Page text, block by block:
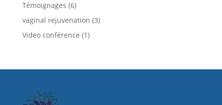
Témoignages (6)
vaginal rejuvenation (3)
Video conférence (1)